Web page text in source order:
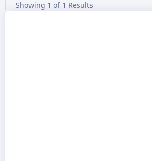
Showing 1 of 1 Results